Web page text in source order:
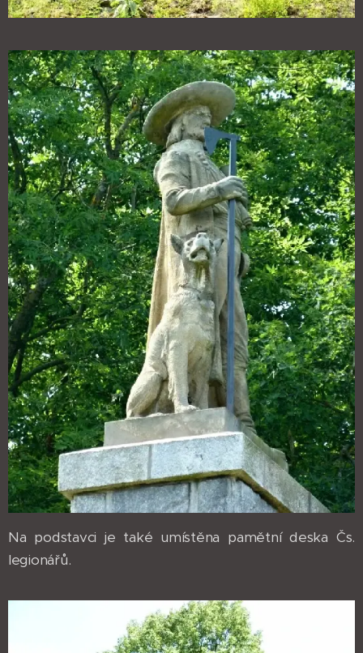
Na podstavci je také umístěna pamětní deska Čs.
legionářů.